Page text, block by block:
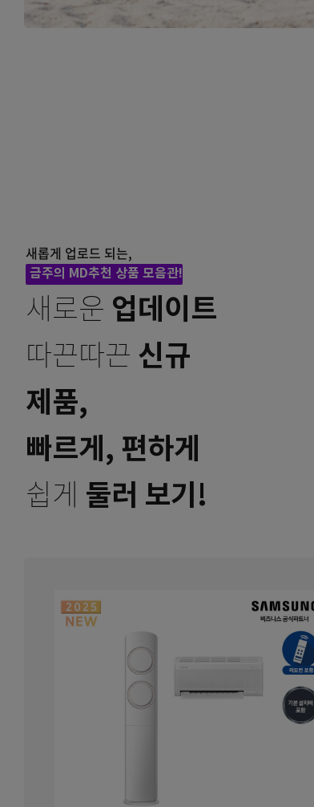
새롭게 업로드 되는,
금주의 MD추천 상품 모음관!
새로운 업데이트
따끈따끈 신규
제품,
빠르게, 편하게
쉽게 둘러 보기!